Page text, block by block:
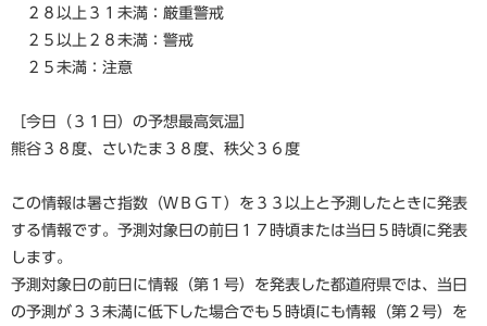
２８以上３１未満：厳重警戒
２５以上２８未満：警戒
２５未満：注意
［今日（３１日）の予想最高気温］
熊谷３８度、さいたま３８度、秩父３６度
この情報は暑さ指数（ＷＢＧＴ）を３３以上と予測したときに発表
する情報です。予測対象日の前日１７時頃または当日５時頃に発表
します。
予測対象日の前日に情報（第１号）を発表した都道府県では、当日
の予測が３３未満に低下した場合でも５時頃にも情報（第２号）を